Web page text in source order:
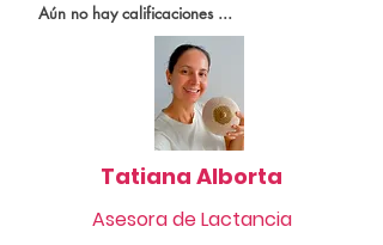
Aún no hay calificaciones ...
Tatiana Alborta
Asesora de Lactancia